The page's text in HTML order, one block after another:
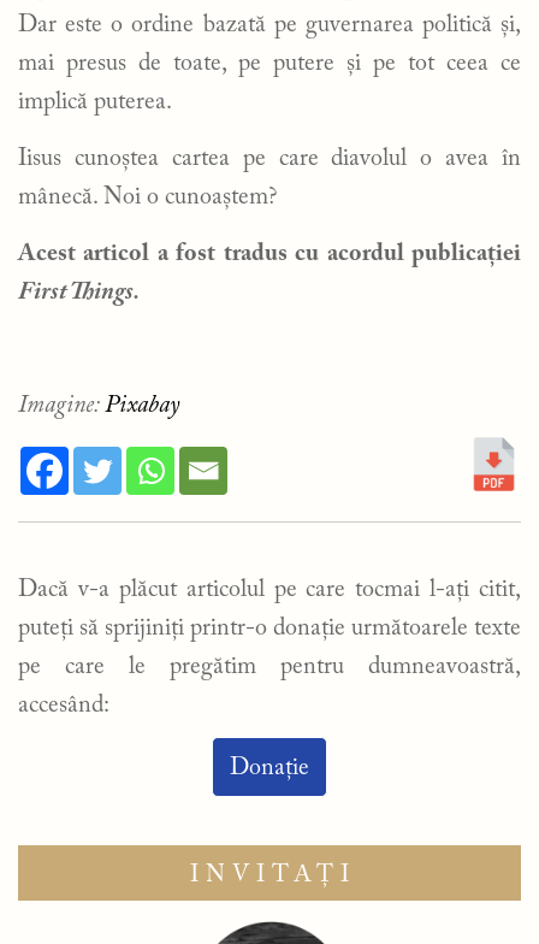
Dar este o ordine bazată pe guvernarea politică și,
mai presus de toate, pe putere și pe tot ceea ce
implică puterea.
Iisus cunoștea cartea pe care diavolul o avea în
mânecă. Noi o cunoaștem?
Acest articol a fost tradus cu acordul publicației
First Things.
Imagine: Pixabay
Dacă v-a plăcut articolul pe care tocmai l-ați citit,
puteți să sprijiniți printr-o donație următoarele texte
pe care le pregătim pentru dumneavoastră,
accesând:
Donație
INVITAȚI